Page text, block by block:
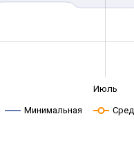
Июль
Минимальная